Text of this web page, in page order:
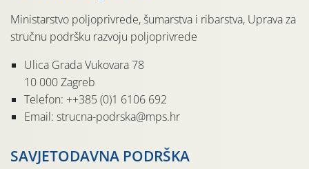
Ministarstvo poljoprivrede, šumarstva i ribarstva, Uprava za
stručnu podršku razvoju poljoprivrede
Ulica Grada Vukovara 78
10 000 Zagreb
Telefon: ++385 (0)1 6106 692
Email: strucna-podrska@mps.hr
SAVJETODAVNA PODRŠKA